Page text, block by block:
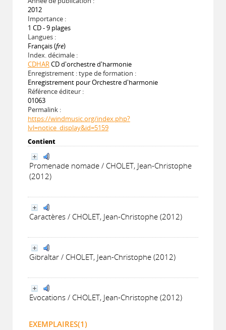
2012
Importance :
1 CD - 9 plages
Langues :
Français (fre)
Index. décimale :
CDHARCD d'orchestre d'harmonie
Enregistrement : type de formation :
Enregistrement pour Orchestre d'harmonie
Référence éditeur :
01063
Permalink :
https://windmusic.org/index.php?
lvl=notice_display&id=5159
Contient
Promenade nomade / CHOLET, Jean-Christophe
(2012)
Caractères / CHOLET, Jean-Christophe (2012)
Gibraltar / CHOLET, Jean-Christophe (2012)
Evocations / CHOLET, Jean-Christophe (2012)
EXEMPLAIRES(1)